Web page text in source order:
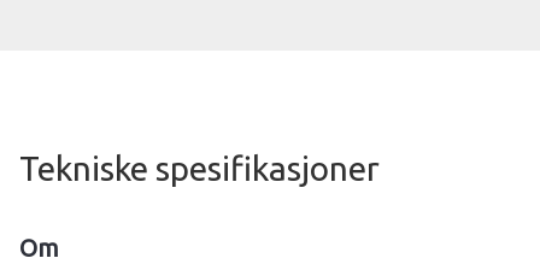
Tekniske spesifikasjoner
Om